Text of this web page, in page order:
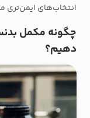
انتخاب‌های
چگونه مکمل
دهیم؟